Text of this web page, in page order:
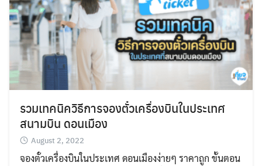
รวมเทคนิควิธีการจองตั๋วเครื่องบินในประเทศ
สนามบิน ดอนเมือง
August 2, 2022
จองตั๋วเครื่องบินในประเทศ ดอนเมืองง่ายๆ ราคาถูก ขั้นตอน